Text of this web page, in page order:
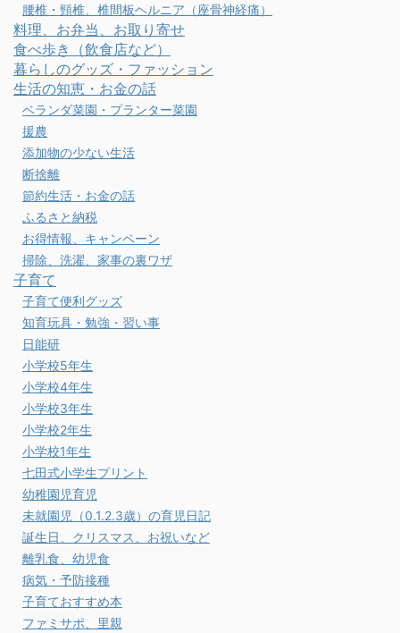
腰椎・頸椎、椎間板ヘルニア（座骨神経痛）
料理、お弁当、お取り寄せ
食べ歩き（飲食店など）
暮らしのグッズ・ファッション
生活の知恵・お金の話
ベランダ菜園・プランター菜園
援農
添加物の少ない生活
断捨離
節約生活・お金の話
ふるさと納税
お得情報、キャンペーン
掃除、洗濯、家事の裏ワザ
子育て
子育て便利グッズ
知育玩具・勉強・習い事
日能研
小学校5年生
小学校4年生
小学校3年生
小学校2年生
小学校1年生
七田式小学生プリント
幼稚園児育児
未就園児（0.1.2.3歳）の育児日記
誕生日、クリスマス、お祝いなど
離乳食、幼児食
病気・予防接種
子育ておすすめ本
ファミサポ、里親